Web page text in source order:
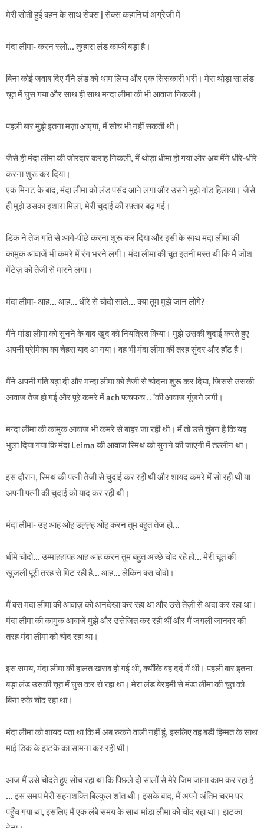
मेरी सोती हुई बहन के साथ सेक्स | सेक्स कहानियां अंग्रेजी में
मंदा लीमा- करन स्लो… तुम्हारा लंड काफी बड़ा है।
बिना कोई जवाब दिए मैंने लंड को थाम लिया और एक सिसकारी भरी। मेरा थोड़ा सा लंड
चूत में घुस गया और साथ ही साथ मन्दा लीमा की भी आवाज निकली।
पहली बार मुझे इतना मज़ा आएगा, मैं सोच भी नहीं सकती थी।
जैसे ही मंदा लीमा की जोरदार कराह निकली, मैं थोड़ा धीमा हो गया और अब मैंने धीरे-धीरे
करना शुरू कर दिया।
एक मिनट के बाद, मंदा लीमा को लंड पसंद आने लगा और उसने मुझे गांड हिलाया। जैसे
ही मुझे उसका इशारा मिला, मेरी चुदाई की रफ़्तार बढ़ गई।
डिक ने तेज गति से आगे-पीछे करना शुरू कर दिया और इसी के साथ मंदा लीमा की
कामुक आवाजें भी कमरे में रंग भरने लगीं। मंदा लीमा की चूत इतनी मस्त थी कि मैं जोश
मेंटेज़ को तेजी से मारने लगा।
मंदा लीमा- आह… आह… धीरे से चोदो साले… क्या तुम मुझे जान लोगे?
मैंने मांडा लीमा को सुनने के बाद खुद को नियंत्रित किया। मुझे उसकी चुदाई करते हुए
अपनी प्रेमिका का चेहरा याद आ गया। वह भी मंदा लीमा की तरह सुंदर और हॉट है।
मैंने अपनी गति बढ़ा दी और मन्दा लीमा को तेजी से चोदना शुरू कर दिया, जिससे उसकी
आवाज तेज हो गई और पूरे कमरे में ach फचफच .. ’की आवाज गूंजने लगी।
मन्दा लीमा की कामुक आवाज भी कमरे से बाहर जा रही थी। मैं तो उसे चुंबन है कि यह
भुला दिया गया कि मंदा Leima की आवाज स्मिथ को सुनने की जाएगी में तल्लीन था।
इस दौरान, स्मिथ की पत्नी तेजी से चुदाई कर रही थी और शायद कमरे में सो रही थी या
अपनी पत्नी की चुदाई को याद कर रही थी।
मंदा लीमा- उह आह ओह उह्ह्ह ओह करन तुम बहुत तेज हो…
धीमे चोदो… उम्माहहायह आह आह करन तुम बहुत अच्छे चोद रहे हो… मेरी चूत की
खुजली पूरी तरह से मिट रही है… आह… लेकिन बस चोदो।
मैं बस मंदा लीमा की आवाज़ को अनदेखा कर रहा था और उसे तेज़ी से अदा कर रहा था।
मंदा लीमा की कामुक आवाज़ें मुझे और उत्तेजित कर रही थीं और मैं जंगली जानवर की
तरह मंदा लीमा को चोद रहा था।
इस समय, मंदा लीमा की हालत खराब हो गई थी, क्योंकि वह दर्द में थी। पहली बार इतना
बड़ा लंड उसकी चूत में घुस कर रो रहा था। मेरा लंड बेरहमी से मंडा लीमा की चूत को
बिना रुके चोद रहा था।
मंदा लीमा को शायद पता था कि मैं अब रुकने वाली नहीं हूं, इसलिए वह बड़ी हिम्मत के साथ
माई डिक के झटके का सामना कर रही थी।
आज मैं उसे चोदते हुए सोच रहा था कि पिछले दो सालों से मेरे जिम जाना काम कर रहा है
... इस समय मेरी सहनशक्ति बिल्कुल शांत थी। इसके बाद, मैं अपने अंतिम चरम पर
पहुँच गया था, इसलिए मैं एक लंबे समय के साथ मांडा लीमा को चोद रहा था। झटका